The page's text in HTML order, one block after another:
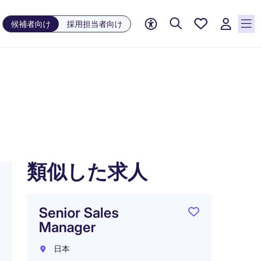
候補者向け 採用担当者向け
お気に
類似した求人
Senior Sales
Manager
日本